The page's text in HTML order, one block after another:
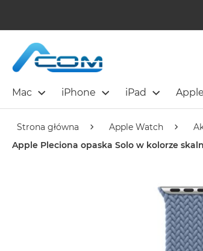
Mac iPhone iPad
Strona główna Apple Watch
Apple Pleciona opaska Solo w kolorze